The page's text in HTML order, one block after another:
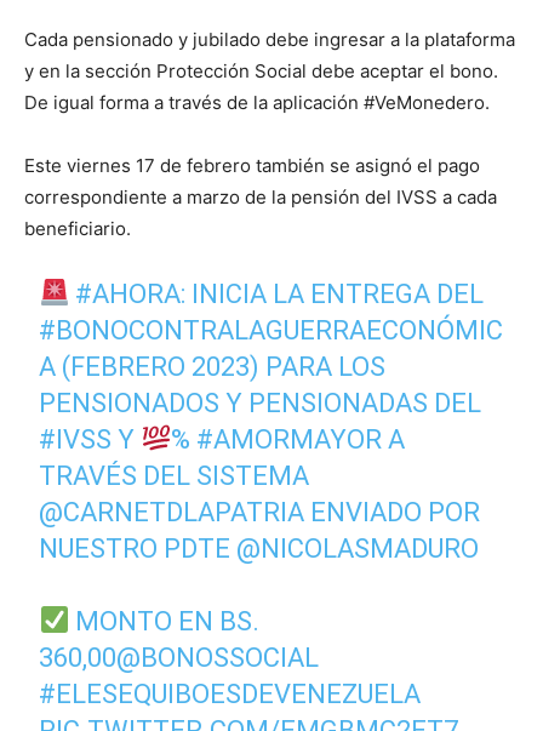
Cada pensionado y jubilado debe ingresar a la plataforma
y en la sección Protección Social debe aceptar el bono.
De igual forma a través de la aplicación #VeMonedero.
Este viernes 17 de febrero también se asignó el pago
correspondiente a marzo de la pensión del IVSS a cada
beneficiario.
#AHORA: INICIA LA ENTREGA DEL
#BONOCONTRALAGUERRAECONÓMIC
A (FEBRERO 2023) PARA LOS
PENSIONADOS Y PENSIONADAS DEL
#IVSS Y % #AMORMAYOR A
TRAVÉS DEL SISTEMA
@CARNETDLAPATRIA ENVIADO POR
NUESTRO PDTE @NICOLASMADURO
MONTO EN BS.
360,00@BONOSSOCIAL
#ELESEQUIBOESDEVENEZUELA